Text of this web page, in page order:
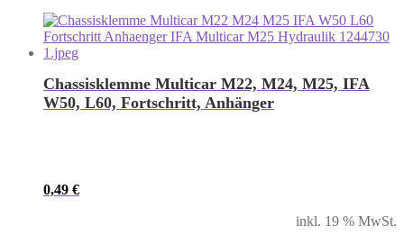
Chassisklemme Multicar M22, M24, M25, IFA
W50, L60, Fortschritt, Anhänger
0,49 €
inkl. 19 % MwSt.